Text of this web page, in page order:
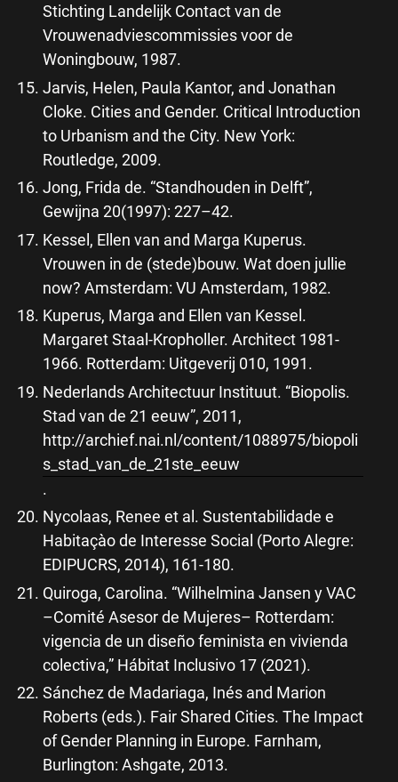
Stichting Landelijk Contact van de
Vrouwenadviescommissies voor de
Woningbouw, 1987.
Jarvis, Helen, Paula Kantor, and Jonathan
Cloke. Cities and Gender. Critical Introduction
to Urbanism and the City. New York:
Routledge, 2009.
Jong, Frida de. “Standhouden in Delft”,
Gewijna 20(1997): 227–42.
Kessel, Ellen van and Marga Kuperus.
Vrouwen in de (stede)bouw. Wat doen jullie
now? Amsterdam: VU Amsterdam, 1982.
Kuperus, Marga and Ellen van Kessel.
Margaret Staal-Kropholler. Architect 1981-
1966. Rotterdam: Uitgeverij 010, 1991.
Nederlands Architectuur Instituut. “Biopolis.
Stad van de 21 eeuw”, 2011,
http://archief.nai.nl/content/1088975/biopoli
s_stad_van_de_21ste_eeuw
.
Nycolaas, Renee et al. Sustentabilidade e
Habitaçào de Interesse Social (Porto Alegre:
EDIPUCRS, 2014), 161-180.
Quiroga, Carolina. “Wilhelmina Jansen y VAC
–Comité Asesor de Mujeres– Rotterdam:
vigencia de un diseño feminista en vivienda
colectiva,” Hábitat Inclusivo 17 (2021).
Sánchez de Madariaga, Inés and Marion
Roberts (eds.). Fair Shared Cities. The Impact
of Gender Planning in Europe. Farnham,
Burlington: Ashgate, 2013.